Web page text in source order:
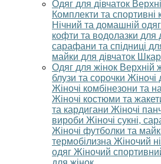
Одяг для дівчаток
Комплекти та спортивні
Нічний та домашній
кофти та водолазки для
сарафани та спідниці
майки для дівчаток
Одяг для жінок Верхній
блузи та сорочки Жіночі
Жіночі комбінезони та
Жіночі костюми та
та кардигани Жіночі
вироби Жіночі сукні,
Жіночі футболки та
термобілизна Жіночий
одяг Жіночий